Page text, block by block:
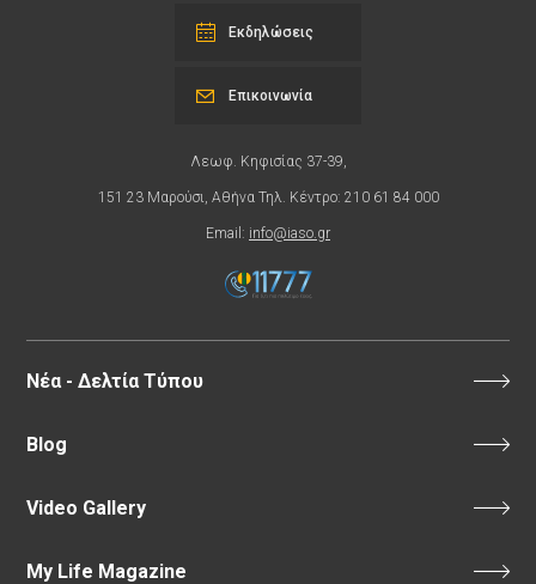
Εκδηλώσεις
Λεωφ. Κηφισίας 37-39,
151 23 Μαρούσι, Αθήνα Τηλ. Κέντρο: 210 61 84 000
Email: info@iaso.gr
Επικοινωνία
Νέα - Δελτία Τύπου
Blog
Video Gallery
My Life Magazine